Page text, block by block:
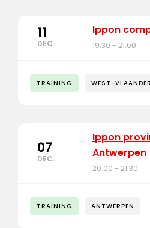
11
DEC.
Ippon
19:30 - 21:00
TRAINING WEST-
07
DEC.
Ippon
Antwerpen
20:00 - 21:30
TRAINING ANTWERPEN